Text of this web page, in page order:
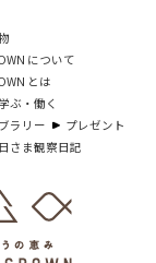
について
とは
ぶ・働く
ラリー
プレゼント
さま観察日記